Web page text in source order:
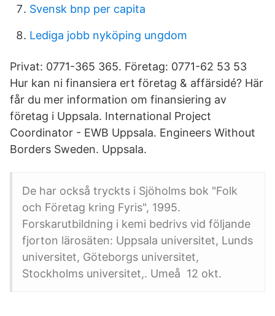
Svensk bnp per capita
Lediga jobb nyköping ungdom
Privat: 0771-365 365. Företag: 0771-62 53 53
Hur kan ni finansiera ert företag & affärsidé? Här
får du mer information om finansiering av
företag i Uppsala. International Project
Coordinator - EWB Uppsala. Engineers Without
Borders Sweden. Uppsala.
De har också tryckts i Sjöholms bok "Folk
och Företag kring Fyris", 1995.
Forskarutbildning i kemi bedrivs vid följande
fjorton lärosäten: Uppsala universitet, Lunds
universitet, Göteborgs universitet,
Stockholms universitet,. Umeå 12 okt.